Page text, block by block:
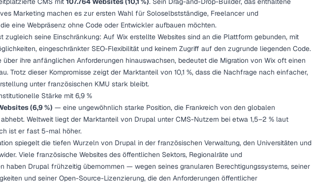
Marketing machen es zur ersten Wahl für Soloselbstständige, Freelancer und
eine Webpräsenz ohne Code oder Entwickler aufbauen möchten.
zugleich seine Einschränkung: Auf Wix erstellte Websites sind an die Plattform gebunden, mit
eingeschränkter SEO-Flexibilität und keinem Zugriff auf den zugrunde liegenden Code.
über ihre anfänglichen Anforderungen hinauswachsen, bedeutet die Migration von Wix oft einen
Trotz dieser Kompromisse zeigt der Marktanteil von 10,1 %, dass die Nachfrage nach einfacher,
unter französischen KMU stark bleibt.
Stärke mit 6,9 %
(6,9 %) — eine ungewöhnlich starke Position, die Frankreich von den globalen
Weltweit liegt der Marktanteil von Drupal unter CMS-Nutzern bei etwa 1,5–2 % laut
ist er fast 5-mal höher.
spiegelt die tiefen Wurzeln von Drupal in der französischen Verwaltung, den Universitäten und
Viele französische Websites des öffentlichen Sektors, Regionalräte und
haben Drupal frühzeitig übernommen — wegen seines granularen Berechtigungssystems, seiner
und seiner Open-Source-Lizenzierung, die den Anforderungen öffentlicher